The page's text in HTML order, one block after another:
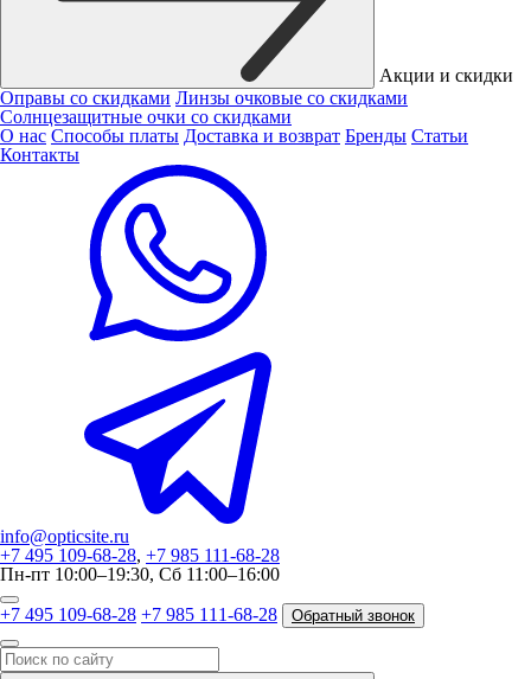
Акции и скидки
Оправы со скидками Линзы очковые со скидками
Солнцезащитные очки со скидками
О нас Способы платы Доставка и возврат Бренды Статьи
Контакты
info@opticsite.ru
+7 495 109-68-28, +7 985 111-68-28
Пн-пт 10:00–19:30, Сб 11:00–16:00
+7 495 109-68-28 +7 985 111-68-28 Обратный звонок